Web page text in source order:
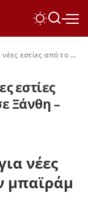
μπαϊράμ σε Ξάνθη – Ροδόπη
εστίες
Ξάνθη –